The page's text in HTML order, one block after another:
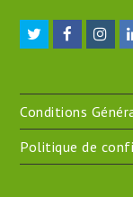
Twitter
Conditions
Politique de